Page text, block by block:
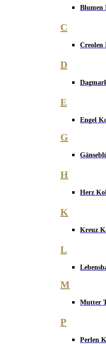
Blumen
C
Creolen
D
E
Engel
G
H
Herz
K
Kreuz
L
M
Mutter
P
Perlen